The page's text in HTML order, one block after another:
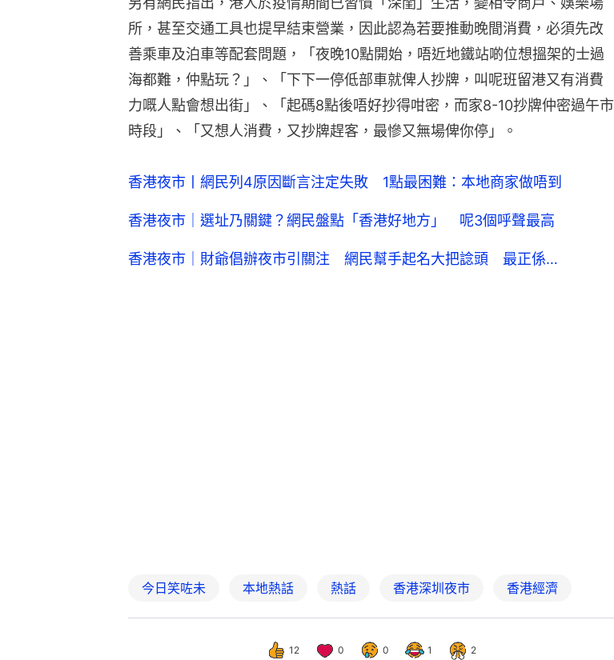
所，甚至交通工具也提早結束營業，因此認為若要推動晚間消費，必須先改
善乘車及泊車等配套問題，「夜晚10點開始，唔近地鐵站啲位想搵架的士過
海都難，仲點玩？」、「下下一停低部車就俾人抄牌，叫呢班留港又有消費
力嘅人點會想出街」、「起碼8點後唔好抄得咁密，而家8-10抄牌仲密過午市
時段」、「又想人消費，又抄牌趕客，最慘又無場俾你停」。
香港夜市丨網民列4原因斷言注定失敗 1點最困難：本地商家做唔到
香港夜市｜選址乃關鍵？網民盤點「香港好地方」 呢3個呼聲最高
香港夜市｜財爺倡辦夜市引關注 網民幫手起名大把諗頭 最正係…
今日笑咗未 本地熱話 熱話 香港深圳夜市 香港經濟
12 0 0 1 2